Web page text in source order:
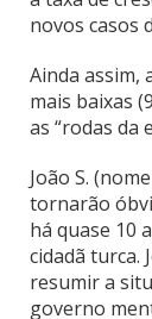
novos casos
Ainda assim,
mais baixas
as “rodas da
João S.
tornarão
há quase 10
cidadã turca.
resumir a
governo